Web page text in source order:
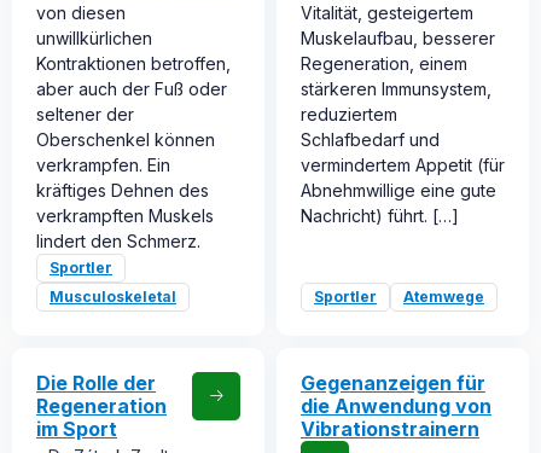
von diesen
unwillkürlichen
Kontraktionen betroffen,
aber auch der Fuß oder
seltener der
Oberschenkel können
verkrampfen. Ein
kräftiges Dehnen des
verkrampften Muskels
lindert den Schmerz.
Sportler
Musculoskeletal
Vitalität, gesteigertem
Muskelaufbau, besserer
Regeneration, einem
stärkeren Immunsystem,
reduziertem
Schlafbedarf und
vermindertem Appetit (für
Abnehmwillige eine gute
Nachricht) führt. […]
Sportler Atemwege
Die Rolle der
Regeneration
im Sport
Gegenanzeigen für
die Anwendung von
Vibrationstrainern